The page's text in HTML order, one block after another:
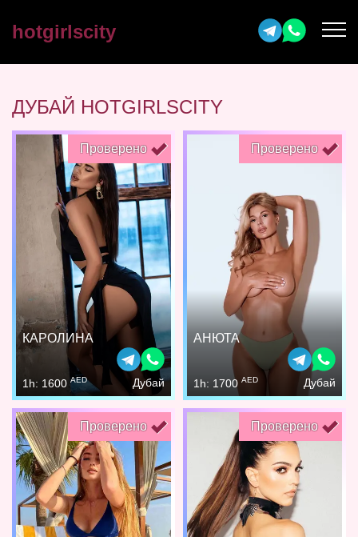
hotgirlscity
ДУБАЙ HOTGIRLSCITY
Проверено
КАРОЛИНА
1h: 1600 AED Дубай
Проверено
АНЮТА
1h: 1700 AED Дубай
Проверено Проверено